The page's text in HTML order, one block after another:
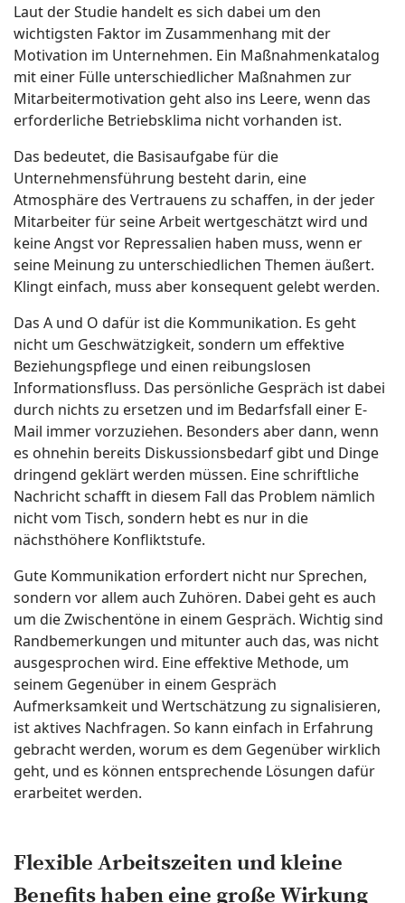
Laut der Studie handelt es sich dabei um den
wichtigsten Faktor im Zusammenhang mit der
Motivation im Unternehmen. Ein Maßnahmenkatalog
mit einer Fülle unterschiedlicher Maßnahmen zur
Mitarbeitermotivation geht also ins Leere, wenn das
erforderliche Betriebsklima nicht vorhanden ist.
Das bedeutet, die Basisaufgabe für die
Unternehmensführung besteht darin, eine
Atmosphäre des Vertrauens zu schaffen, in der jeder
Mitarbeiter für seine Arbeit wertgeschätzt wird und
keine Angst vor Repressalien haben muss, wenn er
seine Meinung zu unterschiedlichen Themen äußert.
Klingt einfach, muss aber konsequent gelebt werden.
Das A und O dafür ist die Kommunikation. Es geht
nicht um Geschwätzigkeit, sondern um effektive
Beziehungspflege und einen reibungslosen
Informationsfluss. Das persönliche Gespräch ist dabei
durch nichts zu ersetzen und im Bedarfsfall einer E-
Mail immer vorzuziehen. Besonders aber dann, wenn
es ohnehin bereits Diskussionsbedarf gibt und Dinge
dringend geklärt werden müssen. Eine schriftliche
Nachricht schafft in diesem Fall das Problem nämlich
nicht vom Tisch, sondern hebt es nur in die
nächsthöhere Konfliktstufe.
Gute Kommunikation erfordert nicht nur Sprechen,
sondern vor allem auch Zuhören. Dabei geht es auch
um die Zwischentöne in einem Gespräch. Wichtig sind
Randbemerkungen und mitunter auch das, was nicht
ausgesprochen wird. Eine effektive Methode, um
seinem Gegenüber in einem Gespräch
Aufmerksamkeit und Wertschätzung zu signalisieren,
ist aktives Nachfragen. So kann einfach in Erfahrung
gebracht werden, worum es dem Gegenüber wirklich
geht, und es können entsprechende Lösungen dafür
erarbeitet werden.
Flexible Arbeitszeiten und kleine
Benefits haben eine große Wirkung